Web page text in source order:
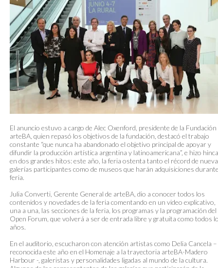
El anuncio estuvo a cargo de Alec Oxenford, presidente de la Fundación
arteBA, quien repasó los objetivos de la fundación, destacó el trabajo
constante “que nunca ha abandonado el objetivo principal de apoyar y
difundir la producción artística argentina y latinoamericana”, e hizo
en dos grandes hitos: este año, la feria ostenta tanto el récord de
galerías participantes como de museos que harán adquisiciones
feria.
Julia Converti, Gerente General de arteBA, dio a conocer todos los
contenidos y novedades de la feria comentando en un video explicativo,
una a una, las secciones de la feria, los programas y la programación del
Open Forum, que volverá a ser de entrada libre y gratuita como todos
años.
En el auditorio, escucharon con atención artistas como Delia Cancela –
reconocida este año en el Homenaje a la trayectoria arteBA-Madero
Harbour -, galeristas y personalidades ligadas al mundo de la cultura.